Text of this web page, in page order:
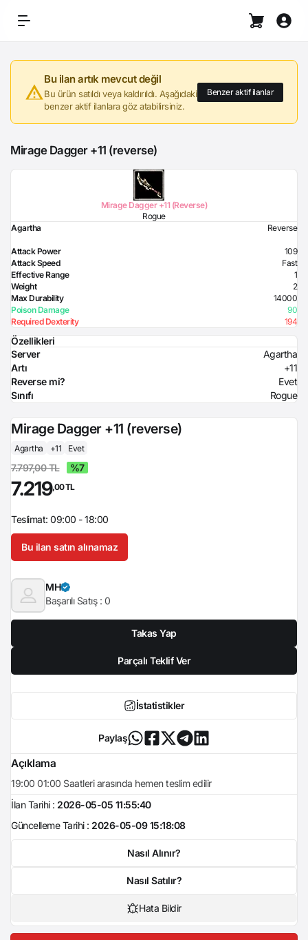
Bu ilan artık mevcut değil
Bu ürün satıldı veya kaldırıldı. Aşağıdaki
benzer aktif ilanlara göz atabilirsiniz.
Benzer aktif ilanlar
Mirage Dagger +11 (reverse)
Mirage Dagger +11 (Reverse)
Rogue
Agartha
Reverse
Attack Power
109
Attack Speed
Fast
Effective Range
1
Weight
2
Max Durability
14000
Poison Damage
90
Required Dexterity
194
Özellikleri
Server
Agartha
Artı
+11
Reverse mi?
Evet
Sınıfı
Rogue
Mirage Dagger +11 (reverse)
Agartha +11 Evet
7.797,00 TL %7
7.219,00 TL
Teslimat: 09:00 - 18:00
Bu ilan satın alınamaz
MH
Başarılı Satış : 0
Takas Yap
Parçalı Teklif Ver
İstatistikler
Paylaş
Açıklama
19:00 01:00 Saatleri arasında hemen teslim edilir
İlan Tarihi : 2026-05-05 11:55:40
Güncelleme Tarihi : 2026-05-09 15:18:08
Nasıl Alınır?
Nasıl Satılır?
Hata Bildir